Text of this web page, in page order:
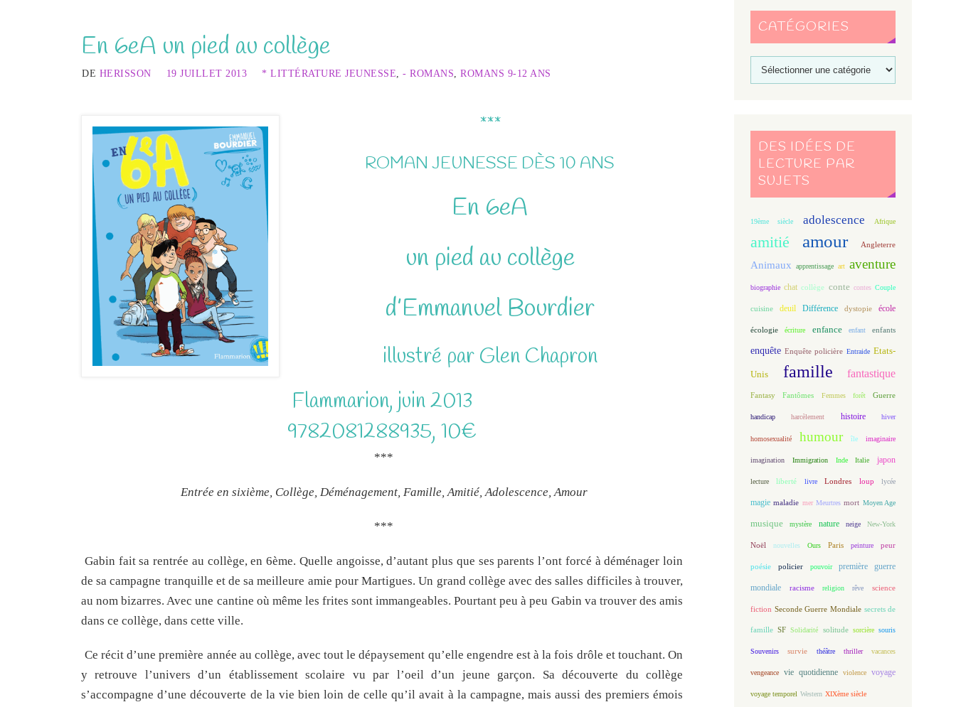
En 6eA un pied au collège
DE HERISSON 19 JUILLET 2013 * LITTÉRATURE JEUNESSE - ROMANS ROMANS 9-12 ANS
***
ROMAN JEUNESSE DÈS 10 ANS
En 6eA
un pied au collège
d’Emmanuel Bourdier
illustré par Glen Chapron
Flammarion, juin 2013
9782081288935, 10€
***
Entrée en sixième, Collège, Déménagement, Famille, Amitié, Adolescence, Amour
***
Gabin fait sa rentrée au collège, en 6ème. Quelle angoisse, d’autant plus que ses parents l’ont forcé à déménager loin
de sa campagne tranquille et de sa meilleure amie pour Martigues. Un grand collège avec des salles difficiles à trouver,
au nom bizarres. Avec une cantine où même les frites sont immangeables. Pourtant peu à peu Gabin va trouver des amis
dans ce collège, dans cette ville.
Ce récit d’une première année au collège, avec tout le dépaysement qu’elle engendre est à la fois drôle et touchant. On
y retrouve l’univers d’un établissement scolaire vu par l’oeil d’un jeune garçon. Sa découverte du collège
s’accompagne d’une découverte de la vie bien loin de celle qu’il avait à la campagne, mais aussi des premiers émois
CATÉGORIES
DES IDÉES DE
LECTURE PAR
SUJETS
19ème siècle adolescence Afrique
amitié amour Angleterre
Animaux apprentissage art aventure
biographie chat collège conte contes Couple
cuisine deuil Différence dystopie école
écologie écriture enfance enfant enfants
enquête Enquête policière Entraide Etats-
Unis famille fantastique
Fantasy Fantômes Femmes forêt Guerre
handicap harcèlement histoire hiver
homosexualité humour île imaginaire
imagination Immigration Inde Italie japon
lecture liberté livre Londres loup lycée
magie maladie mer Meurtres mort Moyen Age
musique mystère nature neige New-York
Noël nouvelles Ours Paris peinture peur
poésie policier pouvoir première guerre
mondiale racisme religion rêve science
fiction Seconde Guerre Mondiale secrets de
famille SF Solidarité solitude sorcière souris
Souvenirs survie théâtre thriller vacances
vengeance vie quotidienne violence voyage
voyage temporel Western XIXème siècle